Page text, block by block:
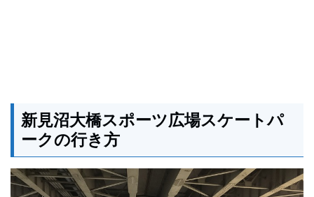
新見沼大橋スポーツ広場スケートパ
ークの行き方